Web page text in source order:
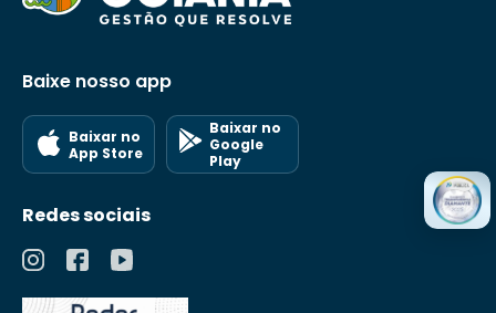
Baixe nosso app
Baixar no
App Store
Baixar no
Google
Play
Redes sociais